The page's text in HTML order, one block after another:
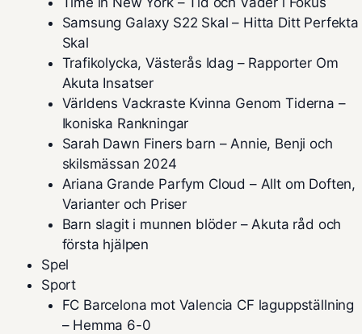
Samsung Galaxy S22 Skal – Hitta Ditt Perfekta
Skal
Trafikolycka, Västerås Idag – Rapporter Om
Akuta Insatser
Världens Vackraste Kvinna Genom Tiderna –
Ikoniska Rankningar
Sarah Dawn Finers barn – Annie, Benji och
skilsmässan 2024
Ariana Grande Parfym Cloud – Allt om Doften,
Varianter och Priser
Barn slagit i munnen blöder – Akuta råd och
första hjälpen
Spel
Sport
FC Barcelona mot Valencia CF laguppställning
– Hemma 6-0